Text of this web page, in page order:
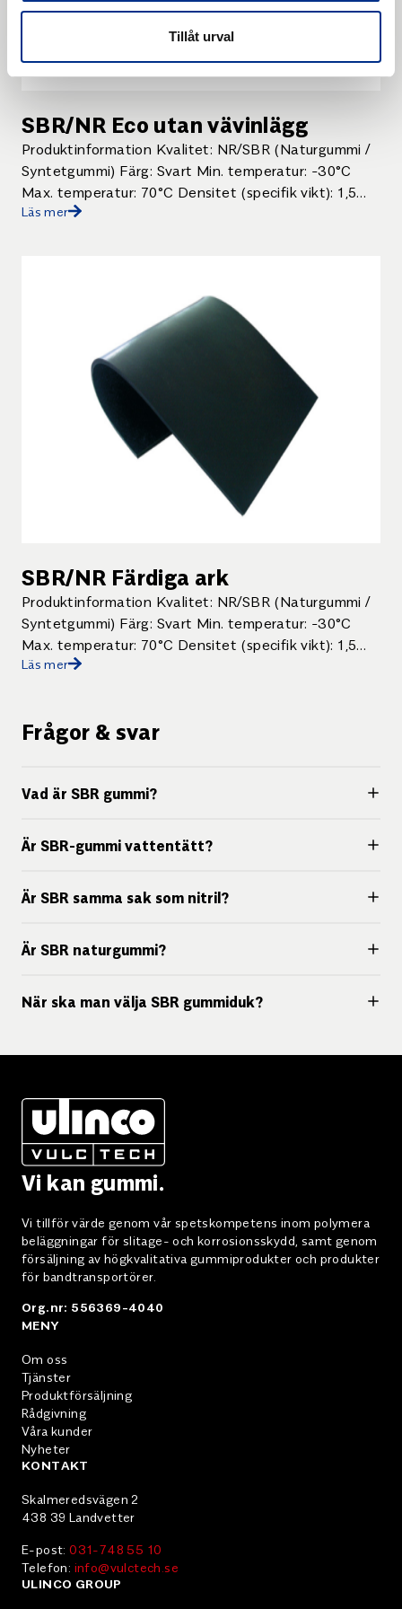
Tillåt urval
SBR/NR Eco utan vävinlägg
Produktinformation Kvalitet: NR/SBR (Naturgummi /
Syntetgummi) Färg: Svart Min. temperatur: -30°C
Max. temperatur: 70°C Densitet (specifik vikt): 1,5
g/cm³ Hårdhet: 70 Shore A ± […]
Läs mer
SBR/NR Färdiga ark
Produktinformation Kvalitet: NR/SBR (Naturgummi /
Syntetgummi) Färg: Svart Min. temperatur: -30°C
Max. temperatur: 70°C Densitet (specifik vikt): 1,5
g/cm³ Hårdhet: 70 Shore A ± […]
Läs mer
Frågor & svar
Vad är SBR gummi?
Är SBR-gummi vattentätt?
Är SBR samma sak som nitril?
Är SBR naturgummi?
När ska man välja SBR gummiduk?
Vi kan gummi.
Vi tillför värde genom vår spetskompetens inom polymera
beläggningar för slitage- och korrosionsskydd, samt genom
försäljning av högkvalitativa gummiprodukter och produkter
för bandtransportörer.
Org.nr: 556369-4040
MENY
Om oss
Tjänster
Produktförsäljning
Rådgivning
Våra kunder
Nyheter
KONTAKT
Skalmeredsvägen 2
438 39 Landvetter
E-post:031-748 55 10
Telefon: info@vulctech.se
ULINCO GROUP